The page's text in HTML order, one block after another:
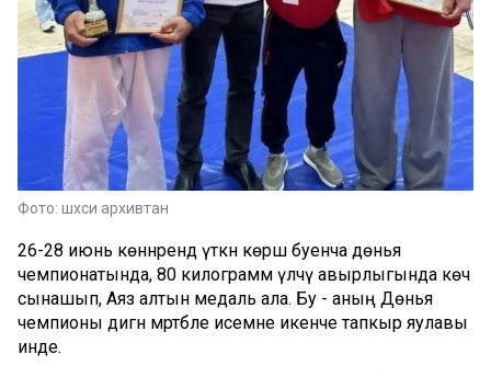
Фото: шәхси архивтан
26-28 июнь көннәрендә үткән көрәш буенча дөнья
чемпионатында, 80 килограмм үлчәү авырлыгында көч
сынашып, Аяз алтын медаль ала. Бу - аның Дөнья
чемпионы дигән мәртәбәле исемне икенче тапкыр яулавы
инде.